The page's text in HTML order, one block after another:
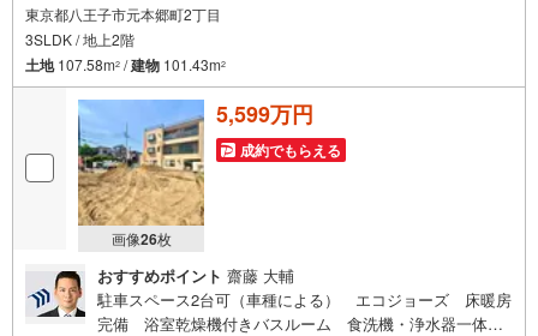
東京都八王子市元本郷町2丁目
3SLDK / 地上2階
土地107.58m2 /建物 101.43m2
画像26枚
5,599万円
成約でもらえる
おすすめポイント 齋藤 大輔
駐車スペース2台可（車種による） エコジョーズ 床暖房
完備 浴室乾燥機付きバスルーム 食洗機・浄水器一体型